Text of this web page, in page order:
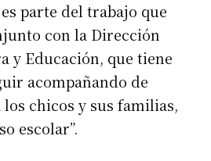
parte del trabajo que
con la Dirección
y Educación, que tiene
acompañando de
chicos y sus familias,
escolar”.